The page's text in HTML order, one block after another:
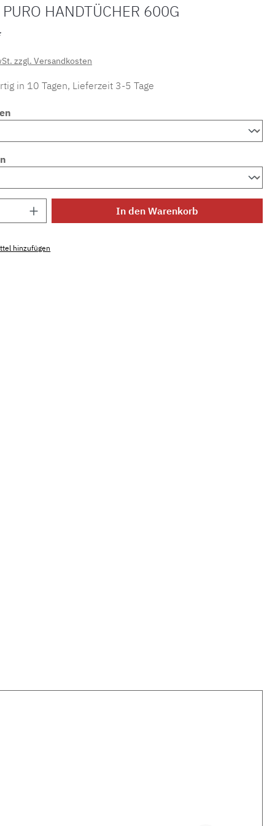
HANDTÜCHER 600G
zzgl. Versandkosten
in 10 Tagen, Lieferzeit 3-5 Tage
Gib den gewünschten Wert ein
In den Warenkorb
hinzufügen